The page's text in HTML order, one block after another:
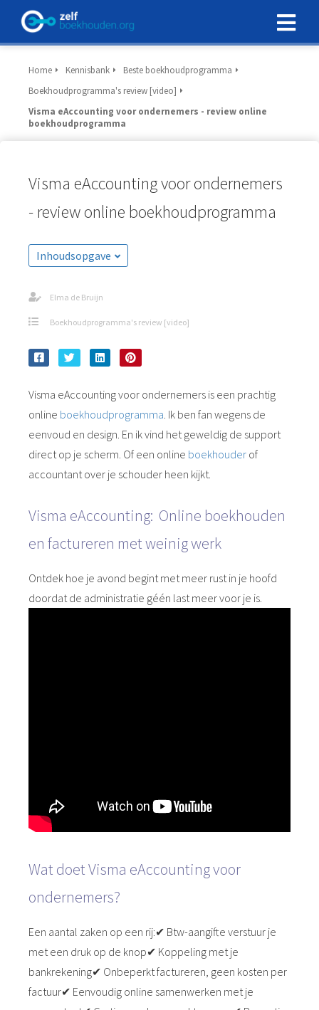
Home Kennisbank
Beste boekhoudprogramma
Boekhoudprogramma's review [video]
Visma eAccounting voor ondernemers - review online
boekhoudprogramma
Visma eAccounting voor ondernemers
- review online boekhoudprogramma
Inhoudsopgave
Elma de Bruijn
Boekhoudprogramma's review [video]
Visma eAccounting voor ondernemers is een prachtig
online boekhoudprogramma. Ik ben fan wegens de
eenvoud en design. En ik vind het geweldig de support
direct op je scherm. Of een online boekhouder of
accountant over je schouder heen kijkt.
Visma eAccounting: Online boekhouden
en factureren met weinig werk
Ontdek hoe je avond begint met meer rust in je hoofd
doordat de administratie géén last meer voor je is.
Wat doet Visma eAccounting voor
ondernemers?
Een aantal zaken op een rij:✔ Btw-aangifte verstuur je
met een druk op de knop✔ Koppeling met je
bankrekening✔ Onbeperkt factureren, geen kosten per
factuur✔ Eenvoudig online samenwerken met je